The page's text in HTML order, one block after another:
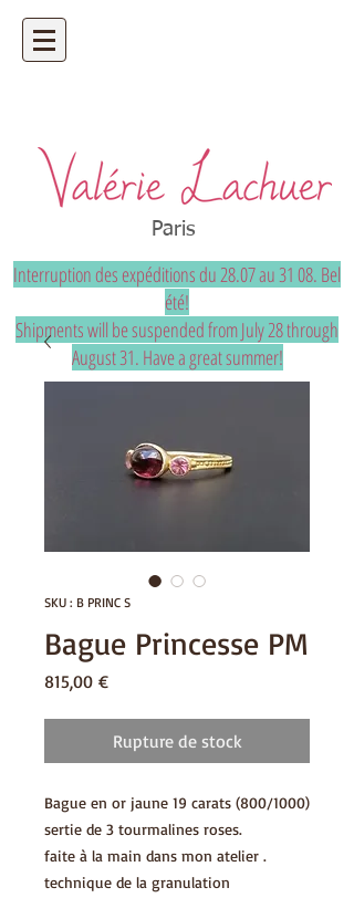
Artisan bijoutier - bijoux précieux et
uniques sur mesure
Paris
Interruption des expéditions du 28.07 au 31 08. Bel
été!
Shipments will be suspended from July 28 through
August 31. Have a great summer!
SKU : B PRINC S
Bague Princesse PM
815,00 €Prix
Rupture de stock
Bague en or jaune 19 carats (800/1000)
sertie de 3 tourmalines roses.
faite à la main dans mon atelier .
technique de la granulation